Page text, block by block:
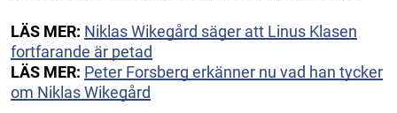
LÄS MER: Niklas Wikegård säger att Linus Klasen
fortfarande är petad
LÄS MER: Peter Forsberg erkänner nu vad han tycker
om Niklas Wikegård